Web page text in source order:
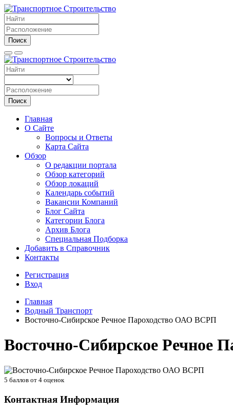
Поиск
Поиск
Главная
О Сайте
Вопросы и Ответы
Карта Сайта
Обзор
О редакции портала
Обзор категорий
Обзор локаций
Календарь событий
Вакансии Компаний
Блог Сайта
Категории Блога
Архив Блога
Специальная Подборка
Добавить в Справочник
Контакты
Регистрация
Вход
Главная
Водный Транспорт
Восточно-Сибирское Речное Пароходство ОАО ВСРП
Восточно-Сибирское Речное
5 баллов от 4 оценок
Контактная Информация